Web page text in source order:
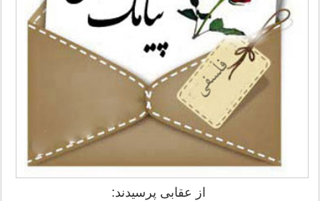
از عقابی پرسیدند: